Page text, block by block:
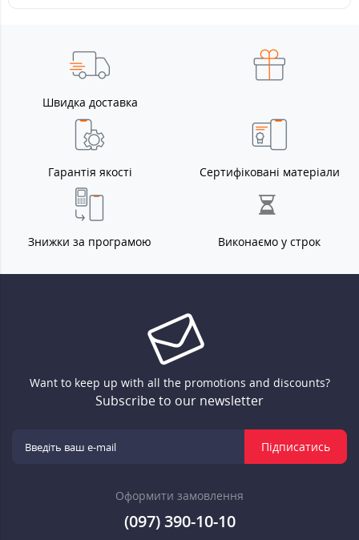
Швидка доставка
Гарантія якості Сертифіковані матеріали
Знижки за програмою Виконаємо у строк
Want to keep up with all the promotions and discounts?
Subscribe to our newsletter
Підписатись
Оформити замовлення
(097) 390-10-10